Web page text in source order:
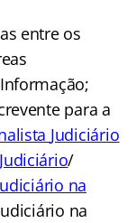
entre os
para a
Judiciário
/
na
na